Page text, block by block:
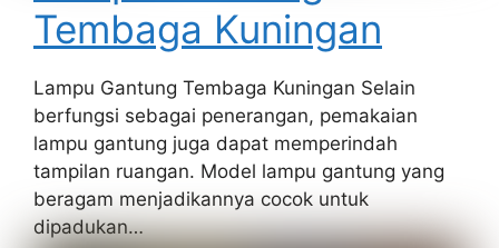
Tembaga Kuningan
Lampu Gantung Tembaga Kuningan Selain
berfungsi sebagai penerangan, pemakaian
lampu gantung juga dapat memperindah
tampilan ruangan. Model lampu gantung yang
beragam menjadikannya cocok untuk
dipadukan…